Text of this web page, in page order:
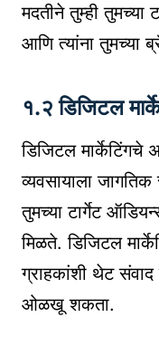
मदतीने तुम्ही तुमच्या
आणि त्यांना तुमच्या
१.२ डिजिटल
डिजिटल
व्यवसायाला
तुमच्या टार्गेट
मिळते. डिजिटल
ग्राहकांशी थेट
ओळखू शकता.